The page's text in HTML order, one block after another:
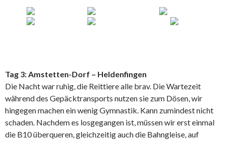
Tag 3: Amstetten-Dorf – Heldenfingen
Die Nacht war ruhig, die Reittiere alle brav. Die Wartezeit
während des Gepäcktransports nutzen sie zum Dösen, wir
hingegen machen ein wenig Gymnastik. Kann zumindest nicht
schaden. Nachdem es losgegangen ist, müssen wir erst einmal
die B10 überqueren, gleichzeitig auch die Bahngleise, auf